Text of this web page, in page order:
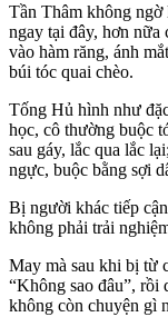
Tần Thâm không
ngay tại đây, hơn
vào hàm răng, ánh
búi tóc quai chèo.
Tống Hủ hình như
học, cô thường buộc
sau gáy, lắc qua lắc
ngực, buộc bằng sợi
Bị người khác tiếp
không phải trải
May mà sau khi bị từ
“Không sao đâu”, rồi
không còn chuyện gì